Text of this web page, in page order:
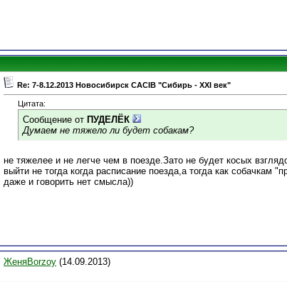
Re: 7-8.12.2013 Новосибирск CACIB "Сибирь - XXI век"
Цитата:
Сообщение от ПУДЕЛЁК
Думаем не тяжело ли будет собакам?
не тяжелее и не легче чем в поезде.Зато не будет косых
выйти не тогда когда расписание поезда,а тогда как собачкам
даже и говорить нет смысла))
ЖеняBorzoy (14.09.2013)